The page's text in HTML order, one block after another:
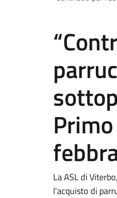
La ASL di
l'acquisto di